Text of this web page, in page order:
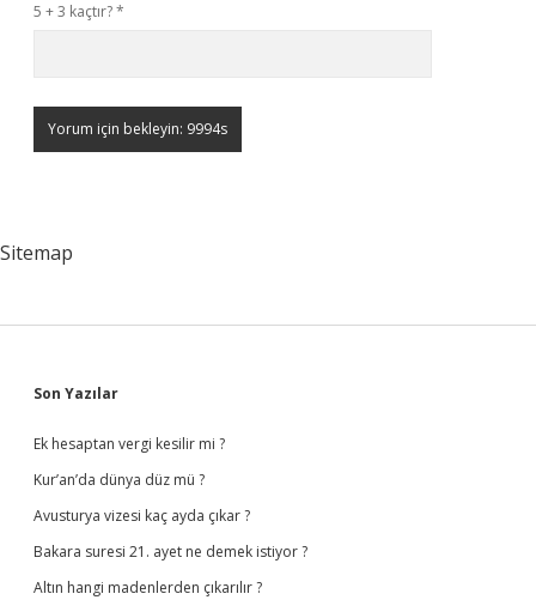
5 + 3 kaçtır?*
Sitemap
Sidebar
Son Yazılar
Ek hesaptan vergi kesilir mi ?
Kur’an’da dünya düz mü ?
Avusturya vizesi kaç ayda çıkar ?
Bakara suresi 21. ayet ne demek istiyor ?
Altın hangi madenlerden çıkarılır ?